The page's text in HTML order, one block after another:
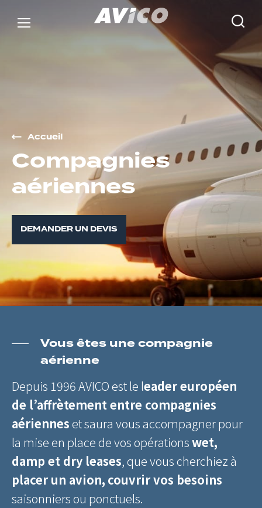
Accueil
Compagnies
aériennes
DEMANDER UN DEVIS
Vous êtes une compagnie
aérienne
Depuis 1996 AVICO est le leader européen
de l’affrètement entre compagnies
aérienneset saura vous accompagner pour
la mise en place de vos opérationswet,
damp et dry leases, que vous cherchiez à
placer un avion, couvrir vos besoins
saisonniers ou ponctuels.